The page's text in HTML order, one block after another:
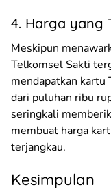
4. Harga yang
Meskipun
Telkomsel Sakti
mendapatkan kartu
dari puluhan ribu
seringkali
membuat harga
terjangkau.
Kesimpulan